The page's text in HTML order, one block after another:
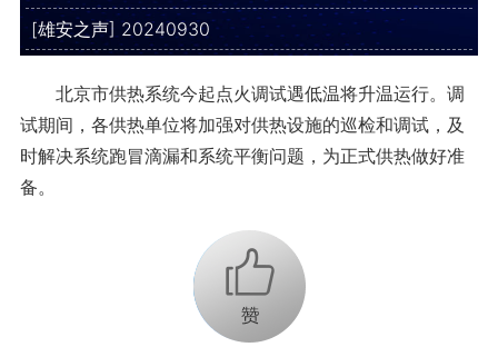
[雄安之声] 20240930
北京市供热系统今起点火调试遇低温将升温运行。调
试期间，各供热单位将加强对供热设施的巡检和调试，及
时解决系统跑冒滴漏和系统平衡问题，为正式供热做好准
备。
+1